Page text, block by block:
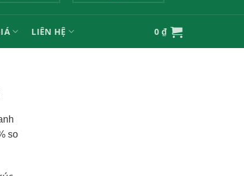
LIÊN HỆ 0₫
so